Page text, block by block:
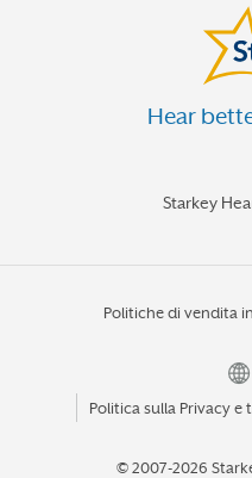
Hear
Starkey
Politiche di vendita
Politica sulla Privacy
© 2007-2026